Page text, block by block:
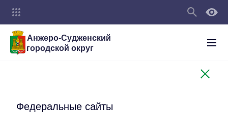
Анжеро-Судженский
городской округ
Федеральные сайты